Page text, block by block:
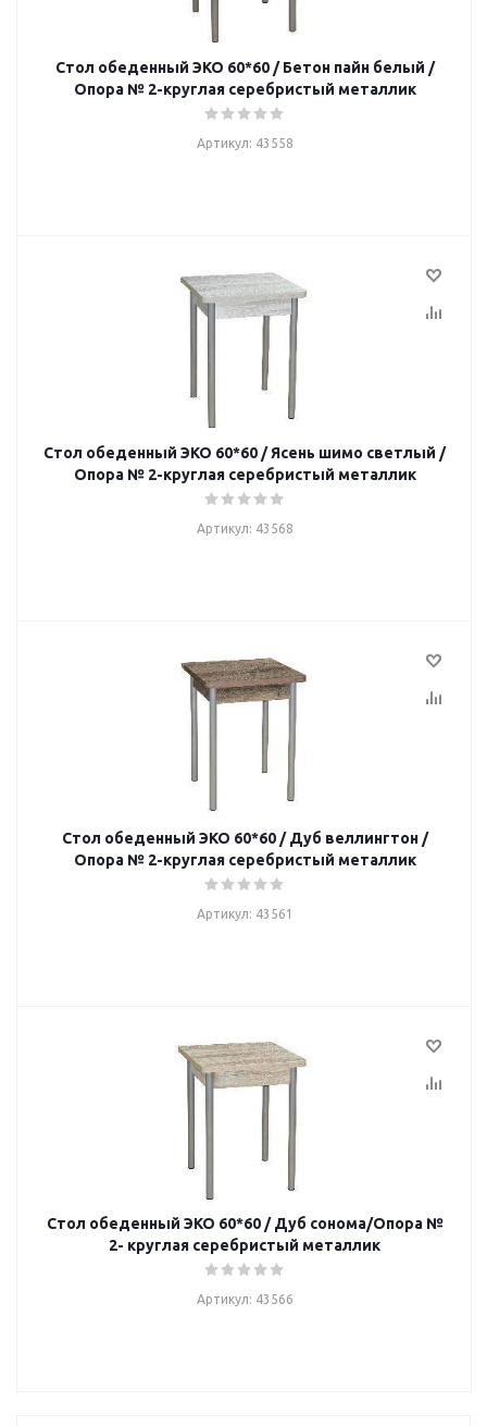
Стол обеденный ЭКО 60*60 / Бетон пайн белый /
Опора № 2-круглая серебристый металлик
Артикул: 43558
Стол обеденный ЭКО 60*60 / Ясень шимо светлый /
Опора № 2-круглая серебристый металлик
Артикул: 43568
Стол обеденный ЭКО 60*60 / Дуб веллингтон /
Опора № 2-круглая серебристый металлик
Артикул: 43561
Стол обеденный ЭКО 60*60 / Дуб сонома/Опора №
2- круглая серебристый металлик
Артикул: 43566